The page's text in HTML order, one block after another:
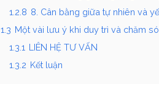
1.2.8 8. Cân bằng giữa tự nhiên và
1.3 Một vài lưu ý khi duy trì và chăm
1.3.1 LIÊN HỆ TƯ VẤN
1.3.2 Kết luận